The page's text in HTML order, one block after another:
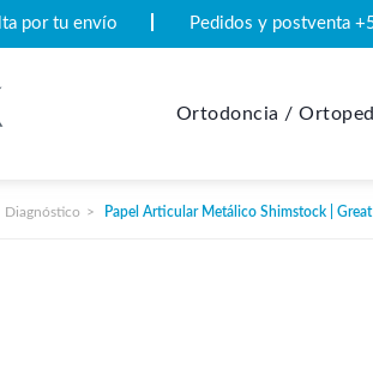
por tu envío Pedidos y postventa
Ortodoncia /
Diagnóstico Papel Articular Metálico Shimstock | Great